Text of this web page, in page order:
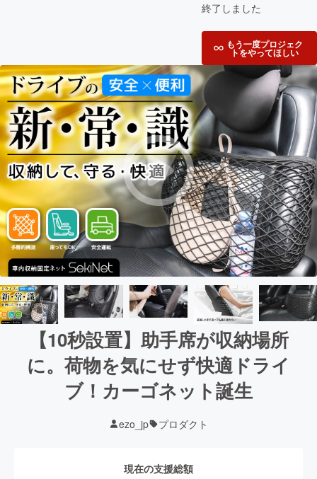
終了しました
もう一度プロジェク
トをやってほしい
【10秒設置】助手席が収納場所
に。荷物を気にせず快適ドライ
ブ！カーゴネット誕生
ezo_jp プロダクト
現在の支援総額